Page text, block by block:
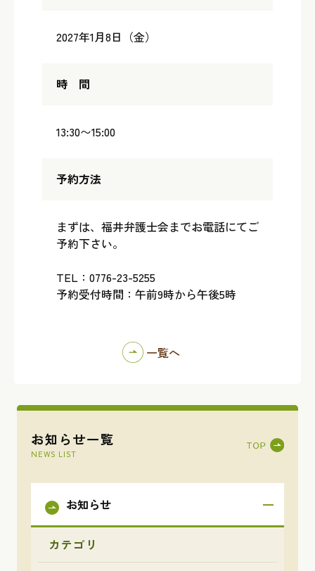
お知らせ一覧
NEWS LIST
お知らせ
カテゴリ
2027年1月8日（金）
時 間
13:30〜15:00
予約方法
まずは、福井弁護士会までお電話にてご
予約下さい。
TEL：0776-23-5255
予約受付時間：午前9時から午後5時
一覧へ